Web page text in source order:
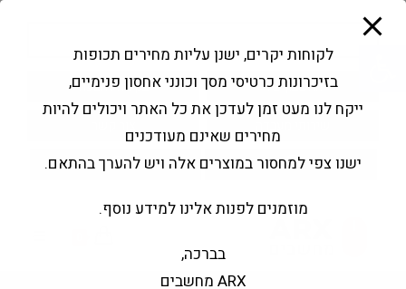
פתח סרגל נגישות
Products
search
החשבון שלי בקשה להצעה
לקוחות יקרים, ישנן עליות מחירים תכופות
בזיכרונות כרטיסי מסך וכונני אחסון פנימיים,
ייקח לנו מעט זמן לעדכן את כל האתר ויכולים להיות
מחירים שאינם מעודכנים
ישנו צפי למחסור במוצרים אלה ויש להערך בהתאם.
מוזמנים לפנות אלינו למידע נוסף.
בברכה,
ARX מחשבים